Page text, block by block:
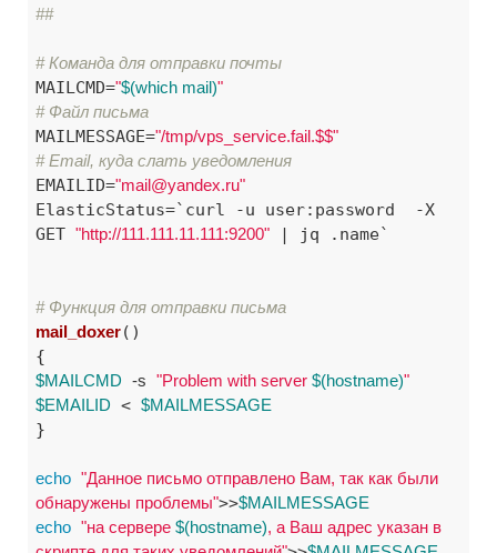
##
# Команда для отправки почты
MAILCMD="$(which mail)"
# Файл письма
MAILMESSAGE="/tmp/vps_service.fail.$$"
# Email, куда слать уведомления
EMAILID="mail@yandex.ru"
ElasticStatus=`curl -u user:password  -X
GET "http://111.111.11.111:9200" | jq .name`
# Функция для отправки письма
mail_doxer()
$MAILCMD -s "Problem with server $(hostname)"
$EMAILID < $MAILMESSAGE
}
echo "Данное письмо отправлено Вам, так как были
обнаружены проблемы">>$MAILMESSAGE
echo "на сервере $(hostname), а Ваш адрес указан в